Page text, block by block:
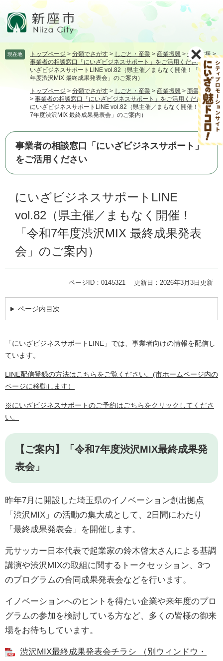
頭飛 現在地 トップページ > 分類でさがす > しごと・産業 > 産業振興 > 企業支援>
事業者の相談窓口「にいざビジネスサポート」をご活用ください >に
いざビジネスサポートLINE vol.82（県主催／まもなく開催！「令和7
年度渋沢MIX 最終成果発表会」のご案内）
トップページ > 分類でさがす > しごと・産業 > 産業振興 > 商業・工業
> 事業者の相談窓口「にいざビジネスサポート」をご活用ください >
にいざビジネスサポートLINE vol.82（県主催／まもなく開催！「令和
7年度渋沢MIX 最終成果発表会」のご案内）
事業者の相談窓口「にいざビジネスサポート」
をご活用ください
にいざビジネスサポートLINE
vol.82（県主催／まもなく開催！
「令和7年度渋沢MIX 最終成果発表
会」のご案内）
ページID：0145321 更新日：2026年3月3日更新
ページ内目次
「にいざビジネスサポートLINE」では、事業者向けの情報を配信し
ています。
LINE配信登録の方法はこちらをご覧ください。(市ホームページ内の
ページに移動します）
※にいざビジネスサポートのご予約はごちらをクリックしてくださ
い。
【ご案内】「令和7年度渋沢MIX最終成果発
表会」
昨年7月に開設した埼玉県のイノベーション創出拠点
「渋沢MIX」の活動の集大成として、2日間にわたり
「最終成果発表会」を開催します。
元サッカー日本代表で起業家の鈴木啓太さんによる基調
講演や渋沢MIXの取組に関するトークセッション、3つ
のプログラムの合同成果発表会などを行います。
イノベーションへのヒントを得たい企業や来年度のプロ
グラムの参加を検討している方など、多くの皆様の御来
場をお待ちしています。
渋沢MIX最終成果発表会チラシ （別ウィンドウ・